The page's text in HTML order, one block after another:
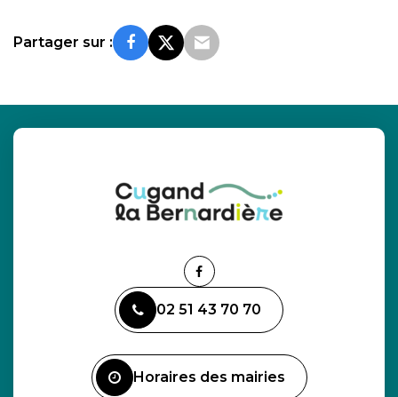
Partager sur :
Lien
le
compte
02 51 43 70 70
Horaires des mairies